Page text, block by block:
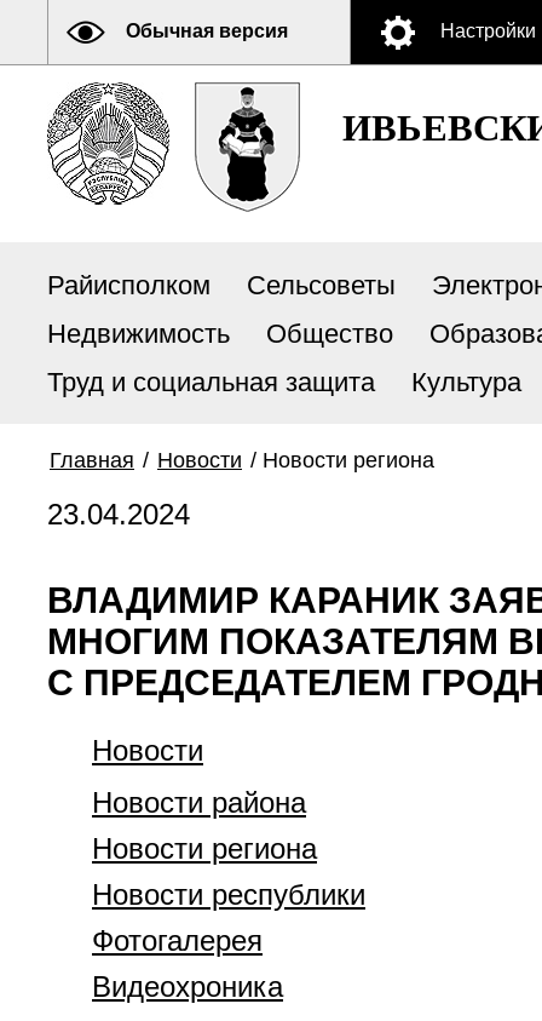
Обычная версия Настройки
Райисполком Сельсоветы
Недвижимость
Общество
Труд и социальная защита
Культура
Главная / Новости / Новости региона
23.04.2024
ВЛАДИМИР КАРАНИК
МНОГИМ ПОКАЗАТЕЛЯМ
С ПРЕДСЕДАТЕЛЕМ
Новости
Новости района
Новости региона
Новости республики
Фотогалерея
Видеохроника